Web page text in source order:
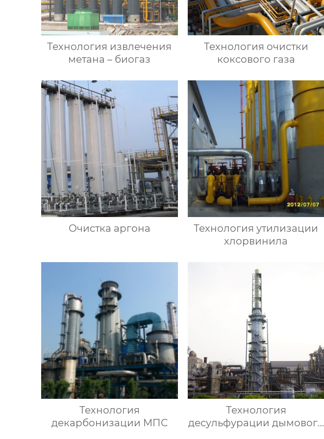
Технология извлечения
метана – биогаз
Технология очистки
коксового газа
Очистка аргона
Технология утилизации
хлорвинила
Технология
декарбонизации МПС
Технология
десульфурации дымового